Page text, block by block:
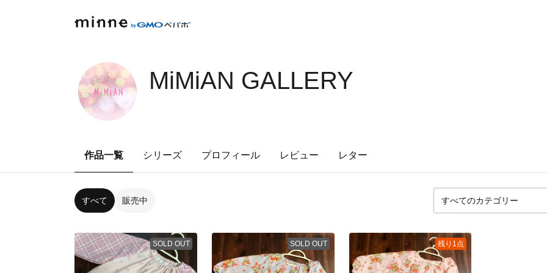
MiMiAN GALLERY
作品一覧 シリーズ プロフィール レビュー レター
すべて 販売中
SOLD OUT SOLD OUT 残り1点